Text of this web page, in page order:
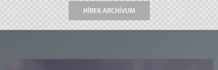
HÍREK ARCHÍVUM